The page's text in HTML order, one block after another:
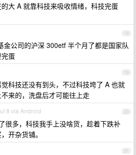
大 A 就靠科技来吸收情绪，科技完蛋
18
金公司的沪深 300etf 半个月了都是国家队
蛋
19
科技还没有到头，不过科技垮了 A 也就
来的，洗盘后才可能往上走
20
8 via Android
很多，科技我手上没啥货，趁着下跌补
开杂货铺。
21